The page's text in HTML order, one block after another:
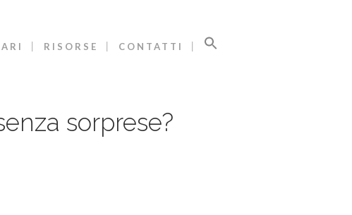
RISORSE CONTATTI
sorprese?